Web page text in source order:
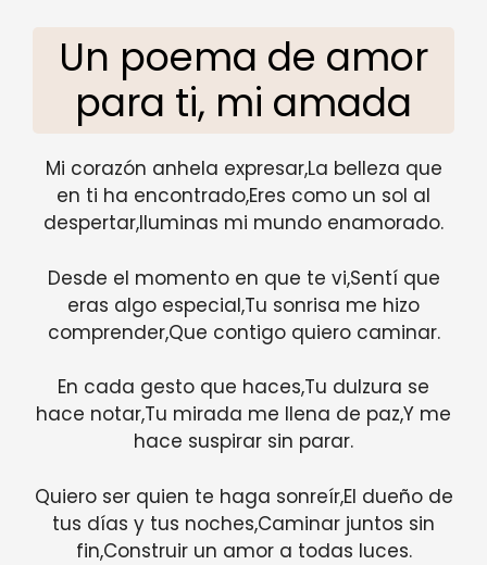
Un poema de amor
para ti, mi amada
Mi corazón anhela expresar,La belleza que
en ti ha encontrado,Eres como un sol al
despertar,Iluminas mi mundo enamorado.
Desde el momento en que te vi,Sentí que
eras algo especial,Tu sonrisa me hizo
comprender,Que contigo quiero caminar.
En cada gesto que haces,Tu dulzura se
hace notar,Tu mirada me llena de paz,Y me
hace suspirar sin parar.
Quiero ser quien te haga sonreír,El dueño de
tus días y tus noches,Caminar juntos sin
fin,Construir un amor a todas luces.